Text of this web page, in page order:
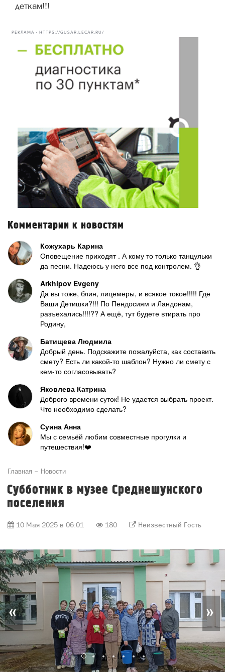
деткам!!!
РЕКЛАМА • HTTPS://GUSAR.LECAR.RU/
Комментарии к новостям
Кожухарь Карина
Оповещение приходят . А кому то только танцульки
да песни. Надеюсь у него все под контролем. 👌
Arkhipov Evgeny
Да вы тоже, блин, лицемеры, и всякое токое!!!!! Где
Ваши Детишки?!!! По Пендосиям и Ландонам,
разъехались!!!!?? А ещё, тут будете втирать про
Родину,
Батищева Людмила
Добрый день. Подскажите пожалуйста, как составить
смету? Есть ли какой-то шаблон? Нужно ли смету с
кем-то согласовывать?
Яковлева Катрина
Доброго времени суток! Не удается выбрать проект.
Что необходимо сделать?
Суина Анна
Мы с семьёй любим совместные прогулки и
путешествия!❤️
Главная Новости
Субботник в музее Среднешунского
поселения
10 Мая 2025 в 06:01 180 Неизвестный Гость
« »